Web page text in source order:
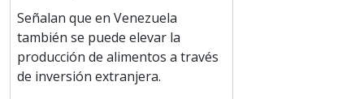
Señalan que en Venezuela
también se puede elevar la
producción de alimentos a través
de inversión extranjera.